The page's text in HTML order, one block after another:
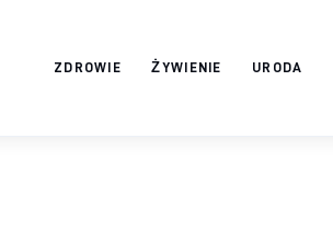
ZDROWIE ŻYWIENIE URODA